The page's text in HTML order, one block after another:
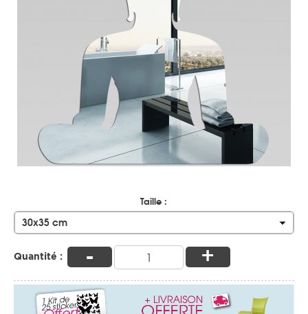
Taille :
30x35 cm
Quantité : - +